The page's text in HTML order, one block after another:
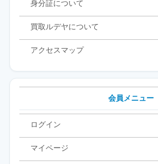
身分証について
買取ルデヤについて
アクセスマップ
会員メニュー
ログイン
マイページ